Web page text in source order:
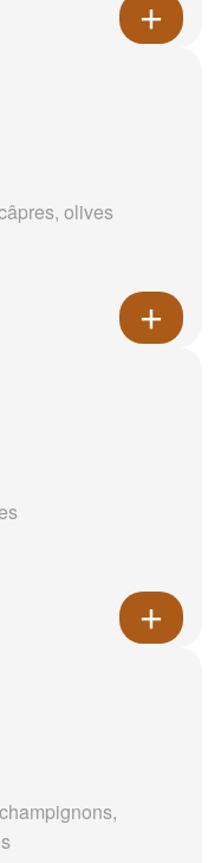
olives